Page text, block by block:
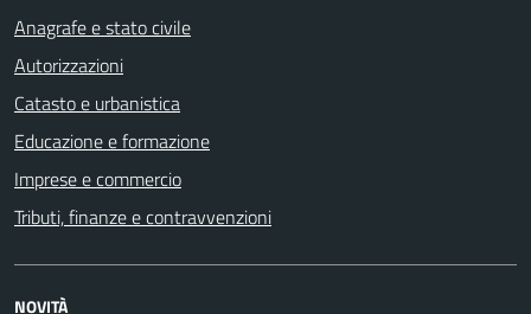
Anagrafe e stato civile
Autorizzazioni
Catasto e urbanistica
Educazione e formazione
Imprese e commercio
Tributi, finanze e contravvenzioni
NOVITÀ